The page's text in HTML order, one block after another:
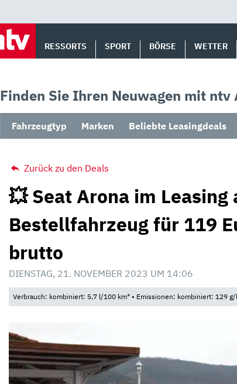
RESSORTS SPORT BÖRSE WETTER
Finden Sie Ihren Neuwagen mit ntv
Fahrzeugtyp Marken Beliebte Leasingdeals
Zurück zu den Deals
💥 Seat Arona im Leasing
Bestellfahrzeug für 119
brutto
DIENSTAG, 21. NOVEMBER 2023 UM 14:06
Verbrauch: kombiniert: 5,7 l/100 km* • Emissionen: kombiniert: 129 g/